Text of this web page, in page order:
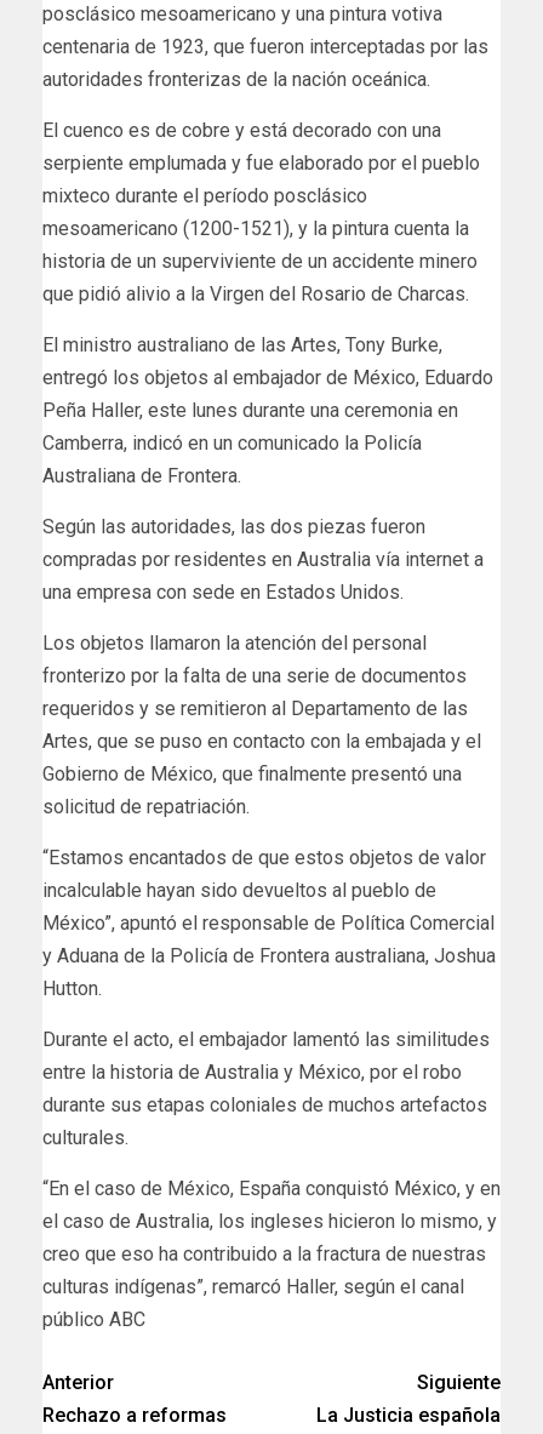
posclásico mesoamericano y una pintura votiva
centenaria de 1923, que fueron interceptadas por las
autoridades fronterizas de la nación oceánica.
El cuenco es de cobre y está decorado con una
serpiente emplumada y fue elaborado por el pueblo
mixteco durante el período posclásico
mesoamericano (1200-1521), y la pintura cuenta la
historia de un superviviente de un accidente minero
que pidió alivio a la Virgen del Rosario de Charcas.
El ministro australiano de las Artes, Tony Burke,
entregó los objetos al embajador de México, Eduardo
Peña Haller, este lunes durante una ceremonia en
Camberra, indicó en un comunicado la Policía
Australiana de Frontera.
Según las autoridades, las dos piezas fueron
compradas por residentes en Australia vía internet a
una empresa con sede en Estados Unidos.
Los objetos llamaron la atención del personal
fronterizo por la falta de una serie de documentos
requeridos y se remitieron al Departamento de las
Artes, que se puso en contacto con la embajada y el
Gobierno de México, que finalmente presentó una
solicitud de repatriación.
“Estamos encantados de que estos objetos de valor
incalculable hayan sido devueltos al pueblo de
México”, apuntó el responsable de Política Comercial
y Aduana de la Policía de Frontera australiana, Joshua
Hutton.
Durante el acto, el embajador lamentó las similitudes
entre la historia de Australia y México, por el robo
durante sus etapas coloniales de muchos artefactos
culturales.
“En el caso de México, España conquistó México, y en
el caso de Australia, los ingleses hicieron lo mismo, y
creo que eso ha contribuido a la fractura de nuestras
culturas indígenas”, remarcó Haller, según el canal
público ABC
Anterior
Rechazo a reformas
Siguiente
La Justicia española